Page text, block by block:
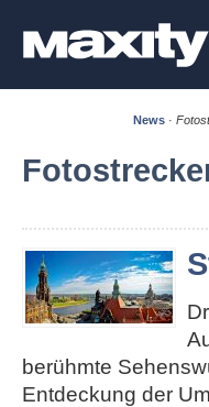
News·
berühmte
Entdeckung der